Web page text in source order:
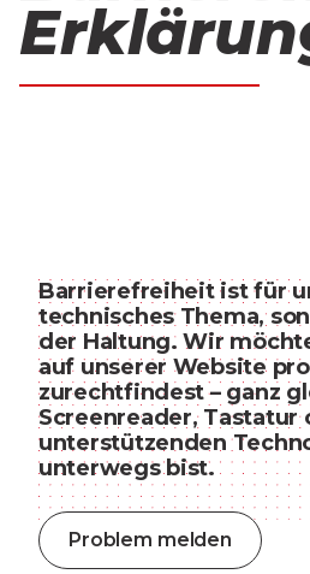
Barrierefreiheit ist für
technisches Thema,
der Haltung. Wir
auf unserer Website
zurechtfindest – ganz
Screenreader, Tastatur
unterstützenden
unterwegs bist.
Problem melden